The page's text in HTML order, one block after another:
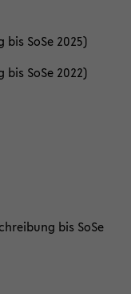
SoSe 2025)
SoSe 2022)
bis SoSe